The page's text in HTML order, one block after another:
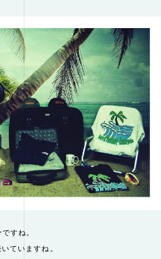
すね。
ていますね。